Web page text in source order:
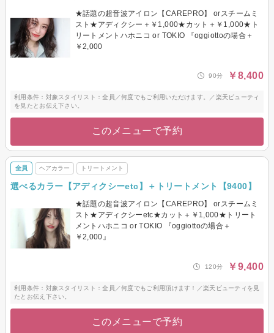
★話題の超音波アイロン【CAREPRO】 orスチームミ
スト★アディクシー＋￥1,000★カット＋￥1,000★ト
リートメントハホニコ or TOKIO 『oggiottoの場合＋
￥2,000
90分 ￥8,400
利用条件：対象スタイリスト：全員／何度でもご利用いただけます。／楽天ビューティ
を見たとお伝え下さい。
このメニューで予約
全員 ヘアカラー トリートメント
選べるカラー【アディクシーetc】＋トリートメント【9400】
★話題の超音波アイロン【CAREPRO】 orスチームミ
スト★アディクシーetc★カット＋￥1,000★トリート
メントハホニコ or TOKIO 『oggiottoの場合＋
￥2,000』
120分 ￥9,400
利用条件：対象スタイリスト：全員／何度でもご利用頂けます！／楽天ビューティを見
たとお伝え下さい。
このメニューで予約